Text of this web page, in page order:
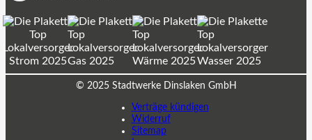
© 2025 Stadtwerke Dinslaken GmbH
Verträge kündigen
Widerruf
Sitemap